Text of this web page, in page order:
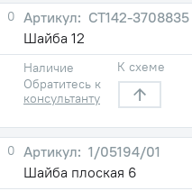
0
СТ142-3708835
Шайба 12
Наличие
Обратитесь к
консультанту
К схеме
0
1/05194/01
Шайба плоская 6